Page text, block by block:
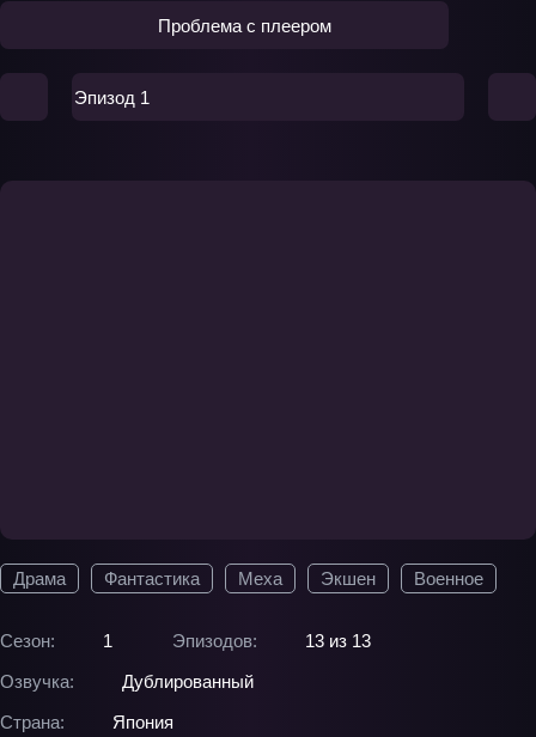
Драма Фантастика Меха Экшен Военное
Сезон: 1 Эпизодов:
13 из 13
Озвучка:
Дублированный
Страна:
Япония
Проблема с плеером
Эпизод 1